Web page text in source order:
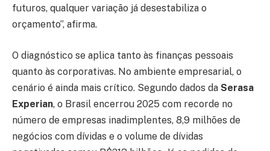
futuros, qualquer variação já desestabiliza o
orçamento”, afirma.
O diagnóstico se aplica tanto às finanças pessoais
quanto às corporativas. No ambiente empresarial, o
cenário é ainda mais crítico. Segundo dados da Serasa
Experian, o Brasil encerrou 2025 com recorde no
número de empresas inadimplentes, 8,9 milhões de
negócios com dívidas e o volume de dívidas